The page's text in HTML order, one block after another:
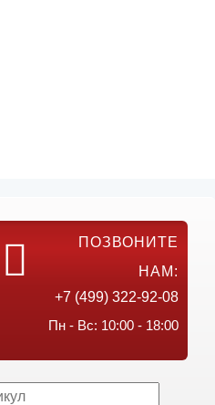
ПОЗВОНИТЕ
НАМ:
+7 (499) 322-92-08
Пн - Вс: 10:00 - 18:00